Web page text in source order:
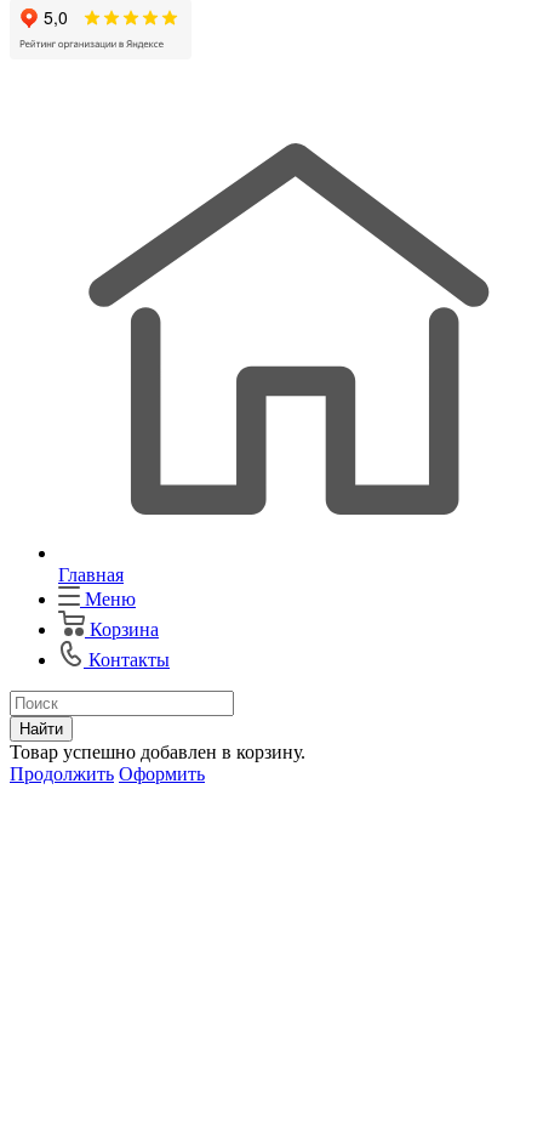
Главная
Меню
Корзина
Контакты
Найти
Товар успешно добавлен в корзину.
Продолжить Оформить